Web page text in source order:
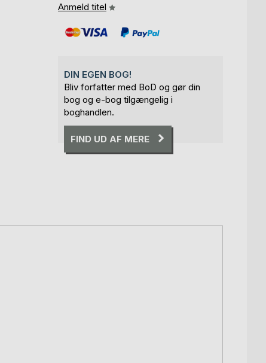
Anmeld titel
DIN EGEN BOG!
Bliv forfatter med BoD og gør din
bog og e-bog tilgængelig i
boghandlen.
FIND UD AF MERE